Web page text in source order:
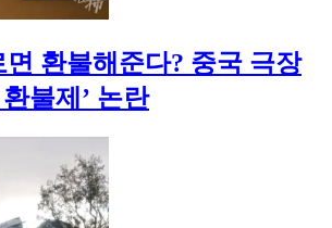
면 환불해준다? 중국 극장
불제’ 논란